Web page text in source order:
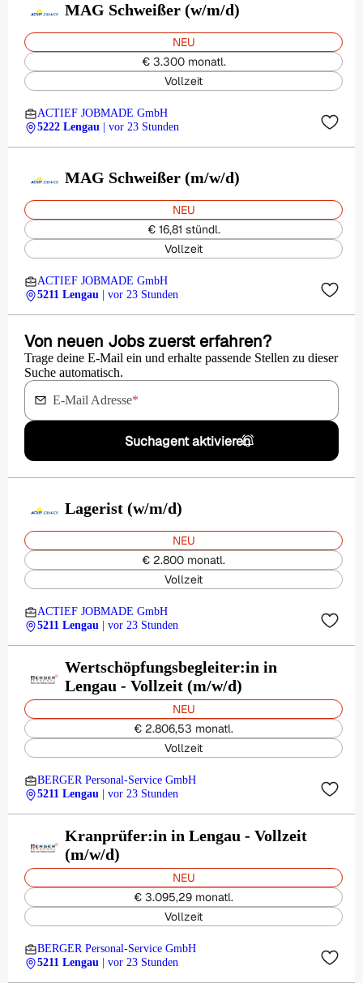
MAG Schweißer (w/m/d)
NEU
€ 3.300 monatl.
Vollzeit
ACTIEF JOBMADE GmbH
5222 Lengau
| vor 23 Stunden
MAG Schweißer (m/w/d)
NEU
€ 16,81 stündl.
Vollzeit
ACTIEF JOBMADE GmbH
5211 Lengau
| vor 23 Stunden
Von neuen Jobs zuerst erfahren?
Trage deine E-Mail ein und erhalte passende Stellen zu dieser
Suche automatisch.
E-Mail Adresse*
Suchagent aktivieren
Lagerist (w/m/d)
NEU
€ 2.800 monatl.
Vollzeit
ACTIEF JOBMADE GmbH
5211 Lengau
| vor 23 Stunden
Wertschöpfungsbegleiter:in in
Lengau - Vollzeit (m/w/d)
NEU
€ 2.806,53 monatl.
Vollzeit
BERGER Personal-Service GmbH
5211 Lengau
| vor 23 Stunden
Kranprüfer:in in Lengau - Vollzeit
(m/w/d)
NEU
€ 3.095,29 monatl.
Vollzeit
BERGER Personal-Service GmbH
5211 Lengau
| vor 23 Stunden